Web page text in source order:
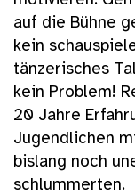
auf die Bühne
kein
tänzerisches
kein Problem!
20 Jahre
Jugendlichen
bislang noch
schlummerten.